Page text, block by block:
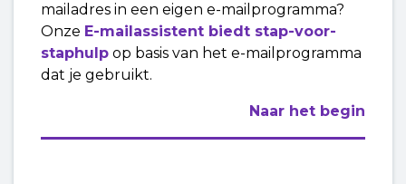
mailadres in een eigen e-mailprogramma?
Onze E-mailassistent biedt stap-voor-
staphulp op basis van het e-mailprogramma
dat je gebruikt.
Naar het begin